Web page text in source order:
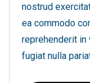
nostrud
ea commodo
reprehenderit
fugiat nulla